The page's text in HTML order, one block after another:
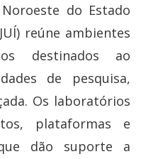
do Estado
reúne ambientes
destinados ao
de pesquisa,
Os laboratórios
plataformas e
dão suporte a